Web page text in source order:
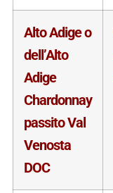
Alto Adige o
dell’Alto
Adige
Chardonnay
passito Val
Venosta
DOC